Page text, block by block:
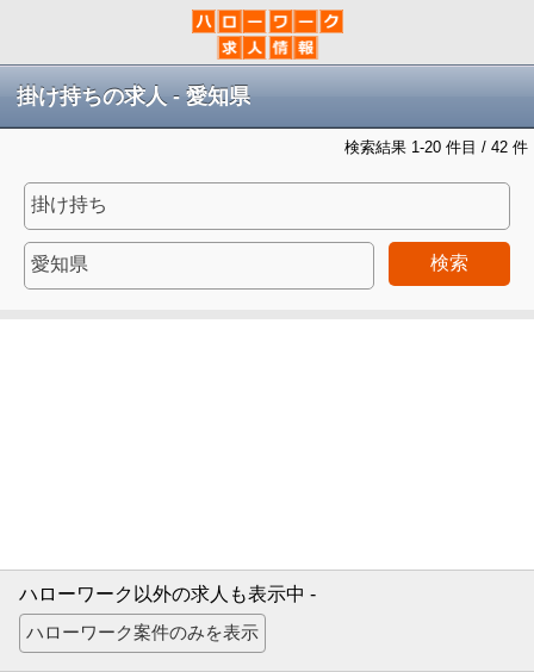
掛け持ちの求人 - 愛知県
検索結果 1-20 件目 / 42 件
検索
ハローワーク以外の求人も表示中 -